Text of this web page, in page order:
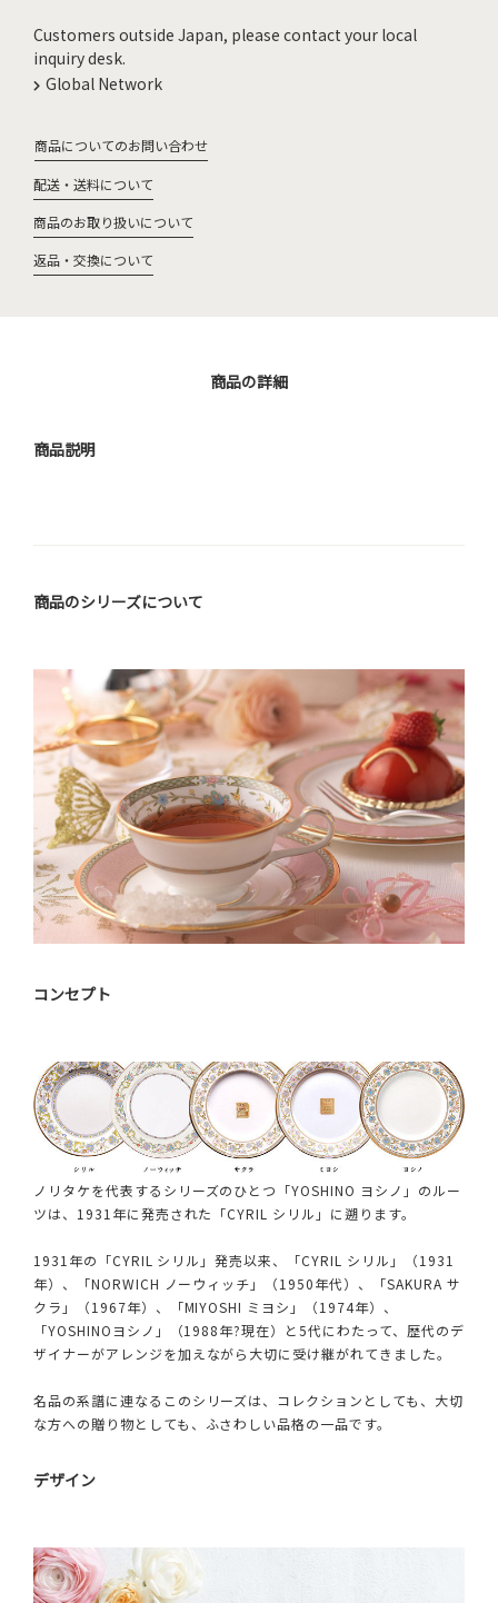
Customers outside Japan, please contact your local
inquiry desk.
Global Network
商品についてのお問い合わせ
配送・送料について
商品のお取り扱いについて
返品・交換について
商品の詳細
商品説明
商品のシリーズについて
コンセプト
ノリタケを代表するシリーズのひとつ「YOSHINO ヨシノ」のルー
ツは、1931年に発売された「CYRIL シリル」に遡ります。
1931年の「CYRIL シリル」発売以来、「CYRIL シリル」（1931
年）、「NORWICH ノーウィッチ」（1950年代）、「SAKURA サ
クラ」（1967年）、「MIYOSHI ミヨシ」（1974年）、
「YOSHINOヨシノ」（1988年?現在）と5代にわたって、歴代のデ
ザイナーがアレンジを加えながら大切に受け継がれてきました。
名品の系譜に連なるこのシリーズは、コレクションとしても、大切
な方への贈り物としても、ふさわしい品格の一品です。
デザイン